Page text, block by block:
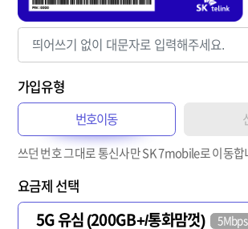
가입유형
번호이동
쓰던 번호 그대로 통신사만 SK 7mobile로 이동합
요금제 선택
5G 유심 (200GB+/통화맘껏)
5Mbps